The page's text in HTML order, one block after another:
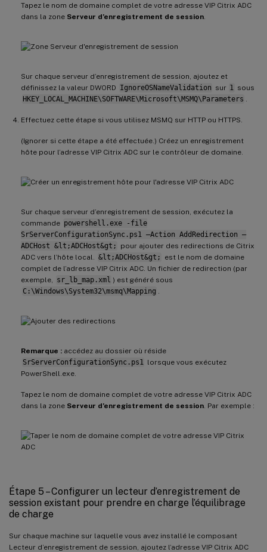
Tapez le nom de domaine complet de votre adresse VIP Citrix ADC
dans la zone Serveur d’enregistrement de session
Sur chaque serveur d’enregistrement de session, ajoutez et
définissez la valeur DWORD IgnoreOSNameValidation sur 1
sous
HKEY_LOCAL_MACHINE\SOFTWARE\Microsoft\MSMQ\Parameters
Effectuez cette étape si vous utilisez MSMQ sur HTTP ou HTTPS.
(Ignorer si cette étape a été effectuée.) Créez un enregistrement
hôte pour l’adresse VIP Citrix ADC sur le contrôleur de domaine.
Sur chaque serveur d’enregistrement de session, exécutez la
commande powershell.exe -file
SrServerConfigurationSync.ps1 –Action AddRedirection –
ADCHost &lt;ADCHost&gt;
pour ajouter des redirections de Citrix
ADC vers l’hôte local.
&lt;ADCHost&gt;
est le nom de domaine
complet de l’adresse VIP Citrix ADC. Un fichier de redirection (par
exemple,
sr_lb_map.xml ) est généré sous
C:\Windows\System32\msmq\Mapping
Remarque : accédez au dossier où réside
SrServerConfigurationSync.ps1
lorsque vous exécutez
PowerShell.exe.
Tapez le nom de domaine complet de votre adresse VIP Citrix ADC
dans la zone Serveur d’enregistrement de session . Par exemple :
Étape 5 – Configurer un lecteur d’enregistrement de
session existant pour prendre en charge l’équilibrage
de charge
Sur chaque machine sur laquelle vous avez installé le composant
Lecteur d’enregistrement de session, ajoutez l’adresse VIP Citrix ADC